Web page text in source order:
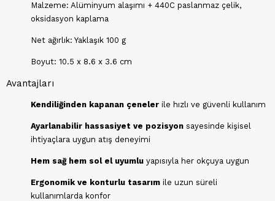
Malzeme: Alüminyum alaşımı + 440C paslanmaz çelik,
oksidasyon kaplama
Net ağırlık: Yaklaşık 100 g
Boyut: 10.5 x 8.6 x 3.6 cm
Avantajları
Kendiliğinden kapanan çeneler ile hızlı ve güvenli kullanım
Ayarlanabilir hassasiyet ve pozisyon sayesinde kişisel
ihtiyaçlara uygun atış deneyimi
Hem sağ hem sol el uyumlu yapısıyla her okçuya uygun
Ergonomik ve konturlu tasarım ile uzun süreli
kullanımlarda konfor